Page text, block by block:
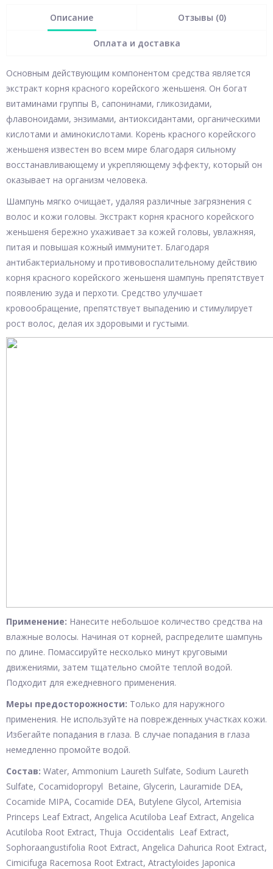
Описание Отзывы (0)
Оплата и доставка
Основным действующим компонентом средства является
экстракт корня красного корейского женьшеня. Он богат
витаминами группы В, сапонинами, гликозидами,
флавоноидами, энзимами, антиоксидантами, органическими
кислотами и аминокислотами. Корень красного корейского
женьшеня известен во всем мире благодаря сильному
восстанавливающему и укрепляющему эффекту, который он
оказывает на организм человека.
Шампунь мягко очищает, удаляя различные загрязнения с
волос и кожи головы. Экстракт корня красного корейского
женьшеня бережно ухаживает за кожей головы, увлажняя,
питая и повышая кожный иммунитет. Благодаря
антибактериальному и противовоспалительному действию
корня красного корейского женьшеня шампунь препятствует
появлению зуда и перхоти. Средство улучшает
кровообращение, препятствует выпадению и стимулирует
рост волос, делая их здоровыми и густыми.
Применение: Нанесите небольшое количество средства на
влажные волосы. Начиная от корней, распределите шампунь
по длине. Помассируйте несколько минут круговыми
движениями, затем тщательно смойте теплой водой.
Подходит для ежедневного применения.
Меры предосторожности: Только для наружного
применения. Не используйте на поврежденных участках кожи.
Избегайте попадания в глаза. В случае попадания в глаза
немедленно промойте водой.
Состав: Water, Ammonium Laureth Sulfate, Sodium Laureth
Sulfate, Cocamidopropyl Betaine, Glycerin, Lauramide DEA,
Cocamide MIPA, Cocamide DEA, Butylene Glycol, Artemisia
Princeps Leaf Extract, Angelica Acutiloba Leaf Extract, Angelica
Acutiloba Root Extract, Thuja Occidentalis Leaf Extract,
Sophoraangustifolia Root Extract, Angelica Dahurica Root Extract,
Cimicifuga Racemosa Root Extract, Atractyloides Japonica